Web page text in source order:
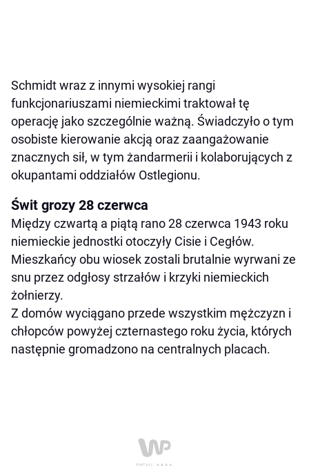
Schmidt wraz z innymi wysokiej rangi
funkcjonariuszami niemieckimi traktował tę
operację jako szczególnie ważną. Świadczyło o tym
osobiste kierowanie akcją oraz zaangażowanie
znacznych sił, w tym żandarmerii i kolaborujących z
okupantami oddziałów Ostlegionu.
Świt grozy 28 czerwca
Między czwartą a piątą rano 28 czerwca 1943 roku
niemieckie jednostki otoczyły Cisie i Cegłów.
Mieszkańcy obu wiosek zostali brutalnie wyrwani ze
snu przez odgłosy strzałów i krzyki niemieckich
żołnierzy.
Z domów wyciągano przede wszystkim mężczyzn i
chłopców powyżej czternastego roku życia, których
następnie gromadzono na centralnych placach.